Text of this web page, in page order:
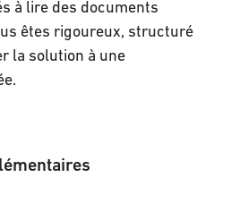
à lire des documents
êtes rigoureux, structuré
la solution à une